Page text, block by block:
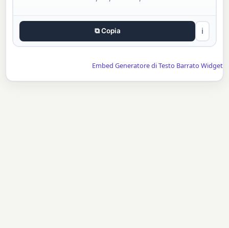
⧉ Copia ℹ
Embed Generatore di Testo Barrato Widget